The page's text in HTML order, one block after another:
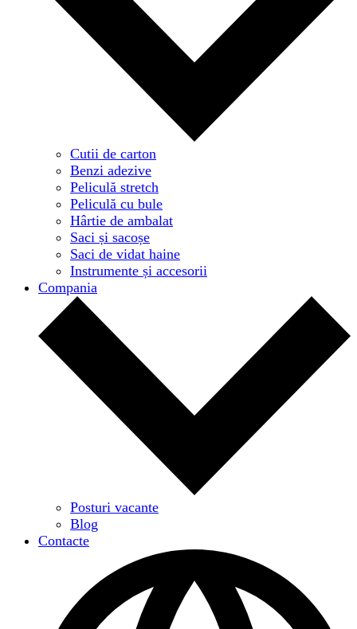
Cutii de carton
Benzi adezive
Peliculă stretch
Peliculă cu bule
Hârtie de ambalat
Saci și sacoșe
Saci de vidat haine
Instrumente și accesorii
Compania
Posturi vacante
Blog
Contacte